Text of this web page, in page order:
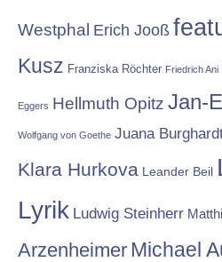
Westphal Erich Jooß
Kusz Franziska Röchter Friedrich Ani
Eggers Hellmuth Opitz Jan-
Wolfgang von Goethe Juana
Klara Hurkova Leander Beil
Lyrik Ludwig Steinherr
Arzenheimer Michael